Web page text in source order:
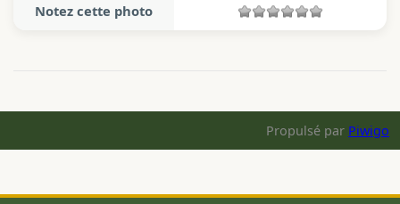
Notez cette photo
Propulsé par Piwigo